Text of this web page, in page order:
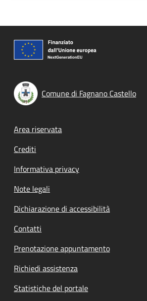
Comune di Fagnano Castello
Footer menu
Area riservata
Crediti
Informativa privacy
Note legali
Dichiarazione di accessibilità
Contatti
Prenotazione appuntamento
Richiedi assistenza
Statistiche del portale